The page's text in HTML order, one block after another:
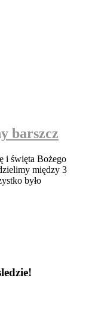
barszcz
i święta Bożego
między 3
było